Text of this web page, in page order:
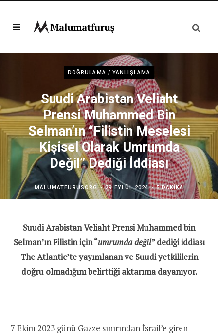
DOĞRULAMA / YANLIŞLAMA
Suudi Arabistan Veliaht
Prensi Muhammed Bin
Selman’ın “Filistin Meselesi
Kişisel Olarak Umrumda
Değil” Dediği İddiası
MALUMATFURUSORG 29 EYLÜL 2024 5 DAKIKA
Suudi Arabistan Veliaht Prensi Muhammed bin
Selman’ın Filistin için “umrumda değil” dediği iddiası
The Atlantic’te yayımlanan ve Suudi yetkililerin
doğru olmadığını belirttiği aktarıma dayanıyor.
7 Ekim 2023 günü Gazze sınırından İsrail’e giren